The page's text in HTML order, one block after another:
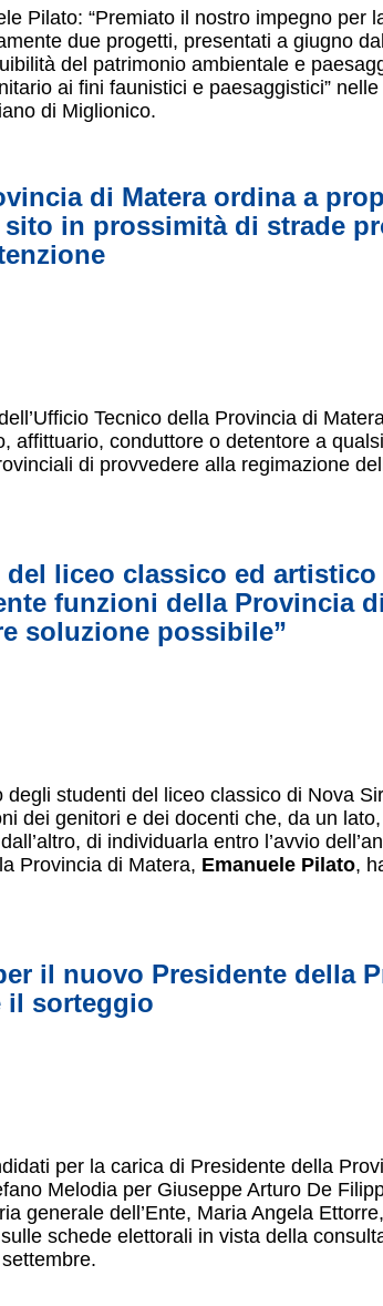
Pilato: “Premiato il nostro impegno per
due progetti, presentati a giugno
del patrimonio ambientale e
ai fini faunistici e paesaggistici”
di Miglionico.
di Matera ordina a
in prossimità di strade
Tecnico della Provincia di
affittuario, conduttore o detentore a
di provvedere alla regimazione
liceo classico ed
funzioni della Provincia
soluzione possibile”
studenti del liceo classico di Nova
dei genitori e dei docenti che, da un
di individuarla entro l’avvio
Provincia di Matera, Emanuele Pilato,
il nuovo Presidente della
il sorteggio
per la carica di Presidente della
Melodia per Giuseppe Arturo De
generale dell’Ente, Maria Angela
schede elettorali in vista della